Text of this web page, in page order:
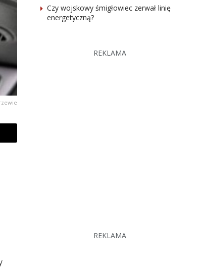
Czy wojskowy śmigłowiec zerwał linię
energetyczną?
REKLAMA
REKLAMA